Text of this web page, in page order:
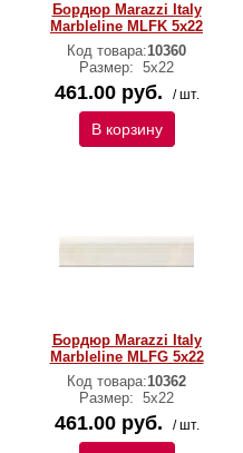
Бордюр Marazzi Italy
Marbleline MLFK 5х22
Код товара:10360
Размер: 5х22
461.00 руб. / шт.
В корзину
Бордюр Marazzi Italy
Marbleline MLFG 5х22
Код товара:10362
Размер: 5х22
461.00 руб. / шт.